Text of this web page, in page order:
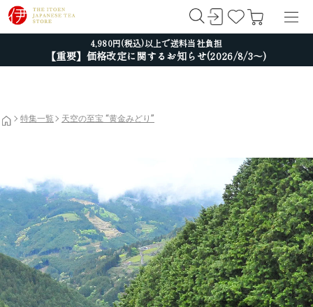
4,980円(税込)以上で送料当社負担
【重要】価格改定に関するお知らせ(2026/8/3～)
特集一覧 天空の至宝 “黄金みどり”